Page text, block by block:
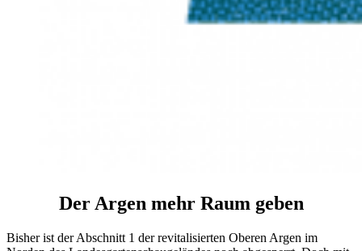
Der Argen mehr Raum geben
Bisher ist der Abschnitt 1 der revitalisierten Oberen Argen im